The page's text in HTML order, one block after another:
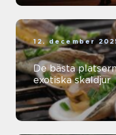
12. december
De bästa
exotiska skaldjur